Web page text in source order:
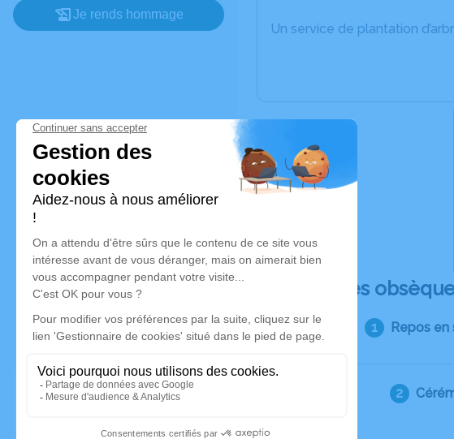
Je rends hommage
Un service de plantation
Déroulé des
Repos